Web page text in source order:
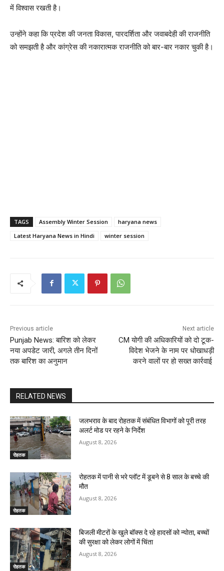
में विश्वास रखती है।
उन्होंने कहा कि प्रदेश की जनता विकास, पारदर्शिता और जवाबदेही की राजनीति
को समझती है और कांग्रेस की नकारात्मक राजनीति को बार-बार नकार चुकी है।
TAGS Assembly Winter Session
haryana news
Latest Haryana News in Hindi
winter session
Previous article
Punjab News: बारिश को लेकर
नया अपडेट जारी, अगले तीन दिनों
तक बारिश का अनुमान
Next article
CM योगी की अधिकारियों को दो टूक-
विदेश भेजने के नाम पर धोखाधड़ी
करने वालों पर हो सख्त कार्रवाई
RELATED NEWS
रोहतक
जलभराव के बाद रोहतक में संबंधित विभागों को पूरी तरह
अलर्ट मोड पर रहने के निर्देश
August 8, 2026
रोहतक
रोहतक में पानी से भरे प्लॉट में डूबने से 8 साल के बच्चे की
मौत
August 8, 2026
रोहतक
बिजली मीटरों के खुले बॉक्स दे रहे हादसों को न्योता, बच्चों
की सुरक्षा को लेकर लोगों में चिंता
August 8, 2026